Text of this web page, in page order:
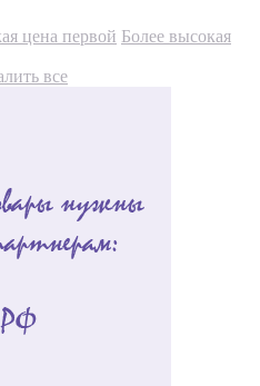
цена первой Более высокая
все